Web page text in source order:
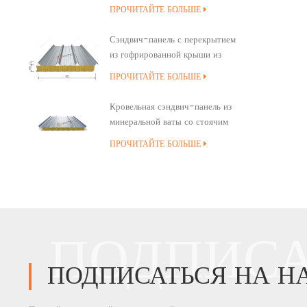
минеральной ваты
ПРОЧИТАЙТЕ БОЛЬШЕ
Сэндвич-панель с перекрытием
из гофрированной крыши из
минеральной ваты
ПРОЧИТАЙТЕ БОЛЬШЕ
Кровельная сэндвич-панель из
минеральной ваты со стоячим
швом и полиуретановым
ПРОЧИТАЙТЕ БОЛЬШЕ
ПОДПИСАТЬСЯ НА